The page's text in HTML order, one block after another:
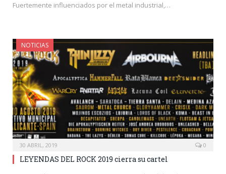
Fuertemente influenciados por el metal industrial,…
NOTICIAS
30 ABRIL, 2019 0
LEYENDAS DEL ROCK 2019 cierra su cartel